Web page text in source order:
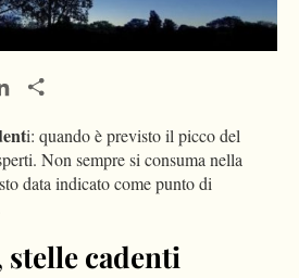
LinkedIn
i: quando è previsto il picco del
Non sempre si consuma nella
data indicato come punto di
stelle cadenti